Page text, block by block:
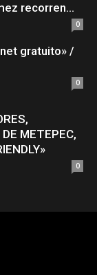
recorren...
0
gratuito» /
0
METEPEC,
0